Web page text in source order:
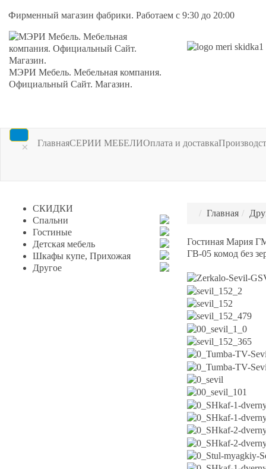
Фирменный магазин фабрики. Работаем с 9:30 до 20:00
МЭРИ Мебель. Мебельная компания.
Официальный Сайт. Магазин.
× ГлавнаяСЕРИИ МЕБЕЛИОплата и доставка
Главная
Гостиная Мария
ГВ-05 комод без
СКИДКИ
Спальни
Гостиные
Детская мебель
Шкафы купе, Прихожая
Другое